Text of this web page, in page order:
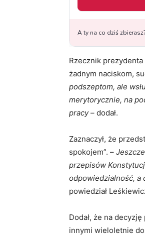
Rzecznik
żadnym naciskom,
podszeptom, ale
merytorycznie, na
pracy– dodał.
Zaznaczył, że
spokojem”. –
przepisów
odpowiedzialność, a
powiedział
Dodał, że na
innymi wieloletnie